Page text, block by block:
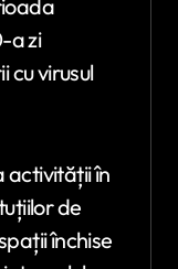
a zi
cu virusul
activității în
de
închise